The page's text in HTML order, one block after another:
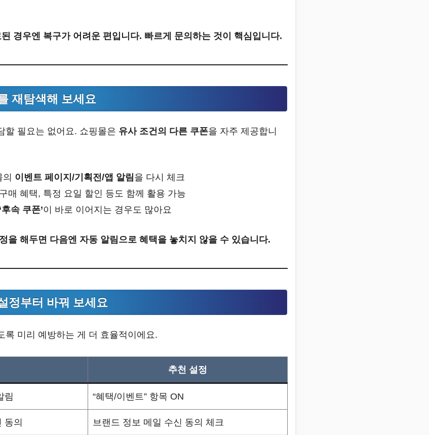
경우엔 복구가 어려운 편입니다. 빠르게 문의하는 것이 핵심입니다.
재탐색해 보세요
할 필요는 없어요. 쇼핑몰은 유사 조건의 다른 쿠폰을 자주 제공합니
이벤트 페이지/기획전/앱 알림을 다시 체크
매 혜택, 특정 요일 할인 등도 함께 활용 가능
‘후속 쿠폰’이 바로 이어지는 경우도 많아요
을 해두면 다음엔 자동 알림으로 혜택을 놓치지 않을 수 있습니다.
정부터 바꿔 보세요
록 미리 예방하는 게 더 효율적이에요.
추천 설정
림 “혜택/이벤트” 항목 ON
동의 브랜드 정보 메일 수신 동의 체크